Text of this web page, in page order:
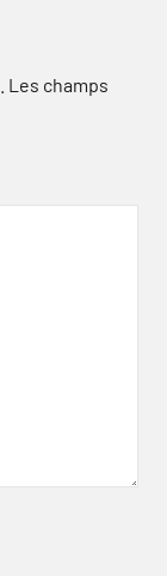
Les champs